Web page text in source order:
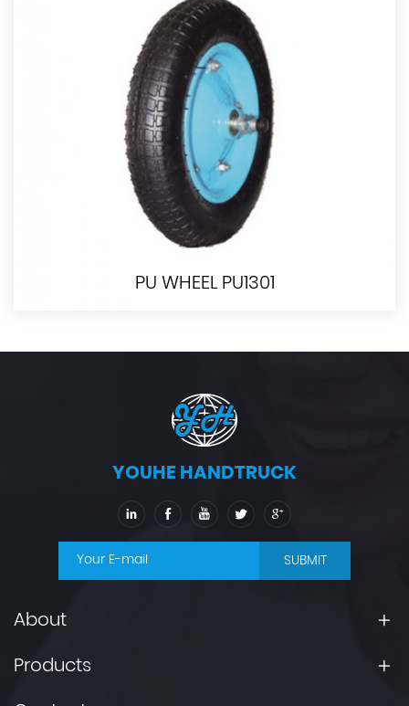
PU WHEEL PU1301
YOUHE HANDTRUCK
SUBMIT
About
Products